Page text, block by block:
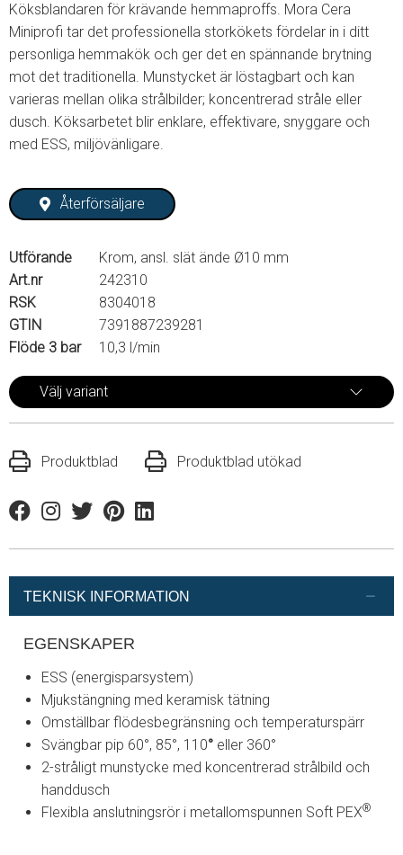
Köksblandaren för krävande hemmaproffs. Mora Cera
Miniprofi tar det professionella storkökets fördelar in i ditt
personliga hemmakök och ger det en spännande brytning
mot det traditionella. Munstycket är löstagbart och kan
varieras mellan olika strålbilder; koncentrerad stråle eller
dusch. Köksarbetet blir enklare, effektivare, snyggare och
med ESS, miljövänligare.
Återförsäljare
Utförande
Krom, ansl. slät ände Ø10 mm
Art.nr
242310
RSK
8304018
GTIN
7391887239281
Flöde 3 bar
10,3 l/min
Välj variant
Produktblad Produktblad utökad
FacebookInstagram
TwitterPinterestLinkedin
TEKNISK INFORMATION
EGENSKAPER
ESS (energisparsystem)
Mjukstängning med keramisk tätning
Omställbar flödesbegränsning och temperaturspärr
Svängbar pip 60°, 85°, 110° eller 360°
2-stråligt munstycke med koncentrerad strålbild och
handdusch
Flexibla anslutningsrör i metallomspunnen Soft PEX®